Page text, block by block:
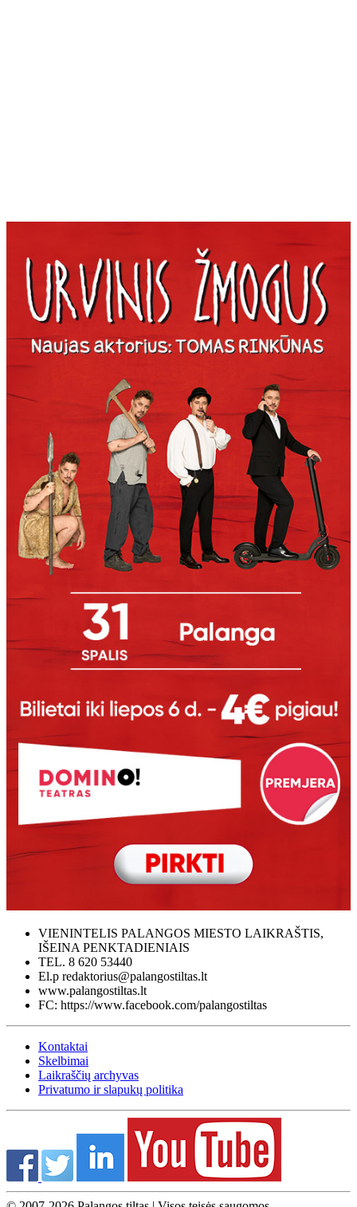
VIENINTELIS PALANGOS MIESTO LAIKRAŠTIS,
IŠEINA PENKTADIENIAIS
TEL. 8 620 53440
El.p redaktorius@palangostiltas.lt
www.palangostiltas.lt
FC: https://www.facebook.com/palangostiltas
Kontaktai
Skelbimai
Laikraščių archyvas
Privatumo ir slapukų politika